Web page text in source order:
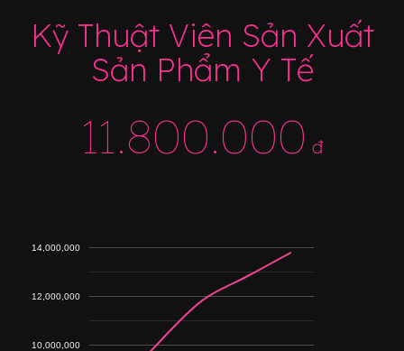
Kỹ Thuật Viên Sản Xuất
Sản Phẩm Y Tế
11.800.000 đ
10,000,000
12,000,000
14,000,000